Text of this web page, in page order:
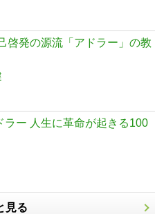
啓発の源流「アドラー」の教
ラー 人生に革命が起きる100
見る